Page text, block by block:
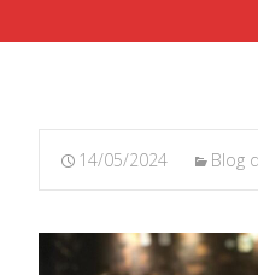
14/05/2024 Blog